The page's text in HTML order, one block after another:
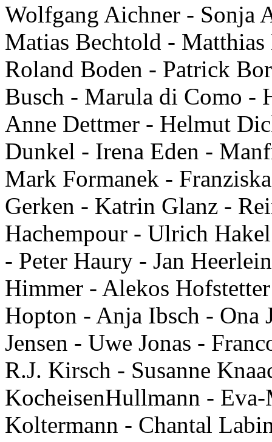
Wolfgang Aichner - Sonja
Matias Bechtold -
Roland Boden - Patrick
Busch - Marula di Como -
Anne Dettmer - Helmut
Dunkel - Irena Eden -
Mark Formanek -
Gerken - Katrin Glanz -
Hachempour - Ulrich
- Peter Haury - Jan
Himmer - Alekos
Hopton - Anja Ibsch - Ona
Jensen - Uwe Jonas -
R.J. Kirsch - Susanne
KocheisenHullmann -
Koltermann - Chantal